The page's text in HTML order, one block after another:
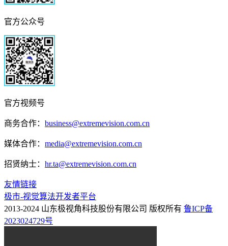
官方公众号
官方视频号
商务合作： business@extremevision.com.cn
媒体合作： media@extremevision.com.cn
招贤纳士： hr.ta@extremevision.com.cn
友情链接
极市-视觉算法开发者平台
2013-2024 山东极视角科技股份有限公司 版权所有 鲁ICP备
2023024729号